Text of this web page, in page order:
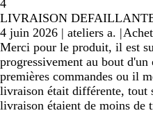
4
LIVRAISON
4 juin 2026 | ateliers a. |
Merci pour le produit, il est
progressivement au bout
premières commandes ou il
livraison était différente, tout
livraison étaient de moins de